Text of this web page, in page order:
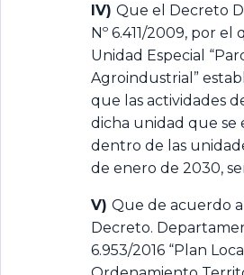
IV) Que el Decreto
Nº 6.411/2009, por el
Unidad Especial
Agroindustrial”
que las actividades
dicha unidad que
dentro de las
de enero de 2030,
V) Que de acuerdo
Decreto.
6.953/2016 “Plan